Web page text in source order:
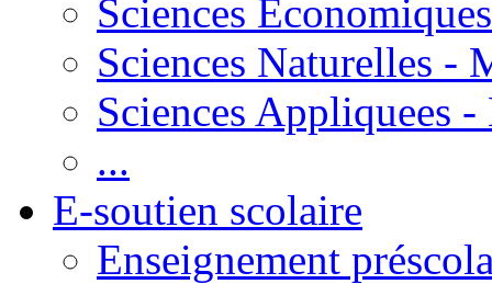
Sciences Economiques
Sciences Naturelles -
Sciences Appliquees
...
E-soutien scolaire